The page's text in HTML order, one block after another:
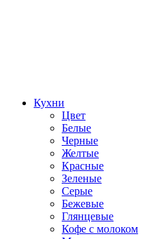
Кухни
Цвет
Белые
Черные
Желтые
Красные
Зеленые
Серые
Бежевые
Глянцевые
Кофе с молоком